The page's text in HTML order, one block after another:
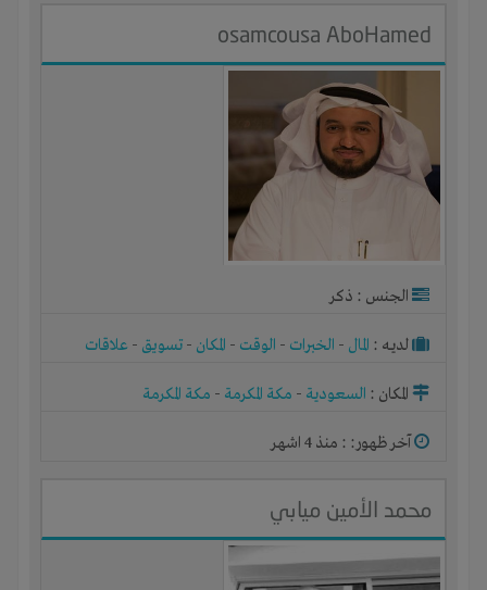
osamcousa AboHamed
الجنس : ذكر
لديـه : المال - الخبرات - الوقت - المكان - تسويق - علاقات
المكان : السعودية - مكة المكرمة - مكة المكرمة
آخر ظهور: : منذ 4 اشهر
محمد الأمين ميابي